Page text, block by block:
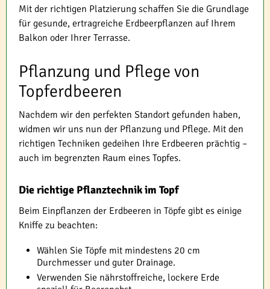
Mit der richtigen Platzierung schaffen Sie die Grundlage
für gesunde, ertragreiche Erdbeerpflanzen auf Ihrem
Balkon oder Ihrer Terrasse.
Pflanzung und Pflege von
Topferdbeeren
Nachdem wir den perfekten Standort gefunden haben,
widmen wir uns nun der Pflanzung und Pflege. Mit den
richtigen Techniken gedeihen Ihre Erdbeeren prächtig –
auch im begrenzten Raum eines Topfes.
Die richtige Pflanztechnik im Topf
Beim Einpflanzen der Erdbeeren in Töpfe gibt es einige
Kniffe zu beachten:
Wählen Sie Töpfe mit mindestens 20 cm
Durchmesser und guter Drainage.
Verwenden Sie nährstoffreiche, lockere Erde